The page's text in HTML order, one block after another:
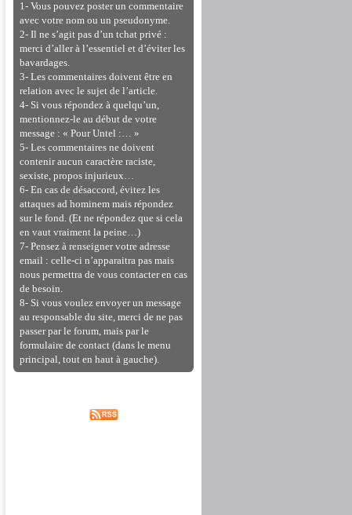
1- Vous pouvez poster un commentaire
avec votre nom ou un pseudonyme.
2- Il ne s’agit pas d’un tchat privé :
merci d’aller à l’essentiel et d’éviter les
bavardages.
3- Les commentaires doivent être en
relation avec le sujet de l’article.
4- Si vous répondez à quelqu’un,
mentionnez-le au début de votre
message : « Pour Untel :… »
5- Les commentaires ne doivent
contenir aucun caractère raciste,
sexiste, propos injurieux…
6- En cas de désaccord, évitez les
attaques ad hominem mais répondez
sur le fond. (Et ne répondez que si cela
en vaut vraiment la peine…)
7- Pensez à renseigner votre adresse
email : celle-ci n’apparaitra pas mais
nous permettra de vous contacter en cas
de besoin.
8- Si vous voulez envoyer un message
au responsable du site, merci de ne pas
passer par le forum, mais par le
formulaire de contact (dans le menu
principal, tout en haut à gauche).